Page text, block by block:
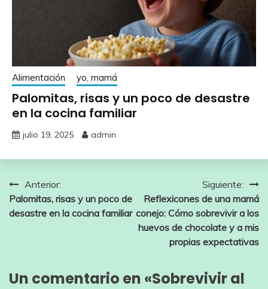
Alimentación yo, mamá
Palomitas, risas y un poco de desastre
en la cocina familiar
julio 19, 2025 admin
Navegación
de
Anterior:
Palomitas, risas y un poco de
desastre en la cocina familiar
Siguiente:
Reflexicones de una mamá
conejo: Cómo sobrevivir a los
huevos de chocolate y a mis
propias expectativas
Un comentario en «Sobrevivir al